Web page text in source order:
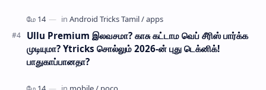
Ullu Premium இலவசமா? காசு கட்டாம வெப் சீரிஸ் பார்க்க
முடியுமா? Ytricks சொல்லும் 2026-ன் புது டெக்னிக்!
பாதுகாப்பானதா?